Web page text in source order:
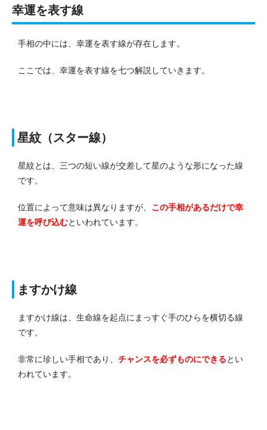
幸運を表す線
手相の中には、幸運を表す線が存在します。
ここでは、幸運を表す線を七つ解説していきます。
星紋（スター線）
星紋とは、三つの短い線が交差して星のような形になった線
です。
位置によって意味は異なりますが、 この手相があるだけで幸
運を呼び込むといわれています。
ますかけ線
ますかけ線は、生命線を起点にまっすぐ手のひらを横切る線
です。
非常に珍しい手相であり、 チャンスを必ずものにできるとい
われています。